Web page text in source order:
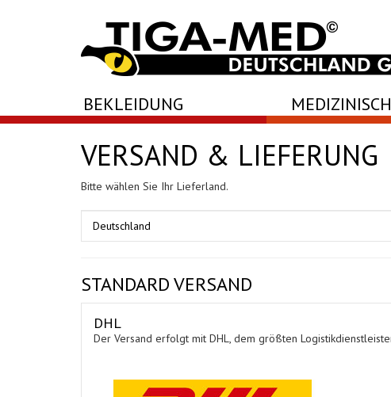
BEKLEIDUNG
VERSAND & LIEFERUNG
Bitte wählen Sie Ihr Lieferland.
STANDARD VERSAND
DHL
Der Versand erfolgt mit DHL, dem größten